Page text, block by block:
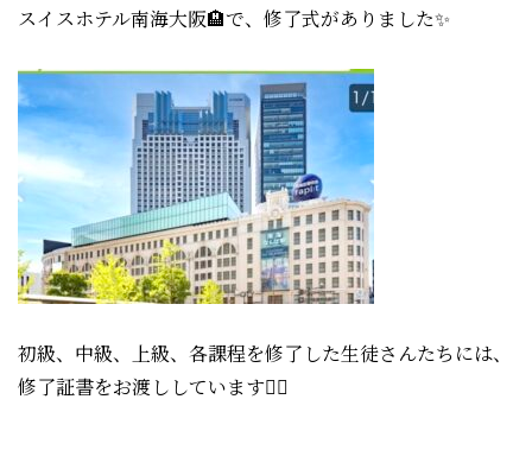
スイスホテル南海大阪🏨で、 修了式がありました✨
初級、中級、上級、各課程を修了した生徒さんたちには、
修了証書をお渡ししています🙋‍♀️